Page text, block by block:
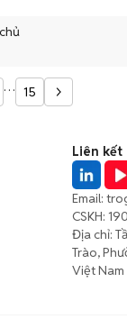
… 15
Liên kết
Email:
CSKH:
Địa chỉ:
Trào,
Việt Nam